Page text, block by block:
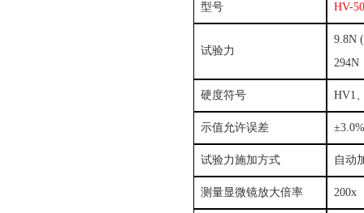
型号 HV-
试验力
9.8N
294N
硬度符号 HV1
示值允许误差 ±
试验力施加方式 自动
测量显微镜放大倍率 200x